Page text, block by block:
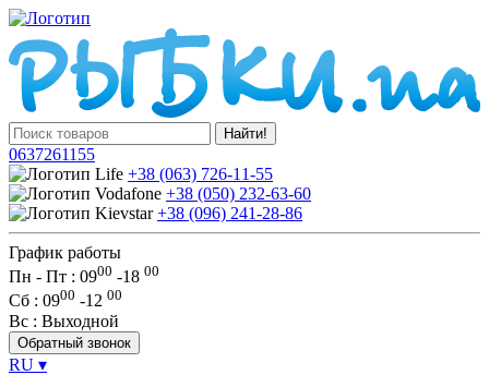
Найти!
0637261155
+38 (063) 726-11-55
+38 (050) 232-63-60
+38 (096) 241-28-86
График работы
Пн - Пт : 0900 -18 00
Сб : 0900 -12 00
Вс : Выходной
Обратный звонок
RU ▾